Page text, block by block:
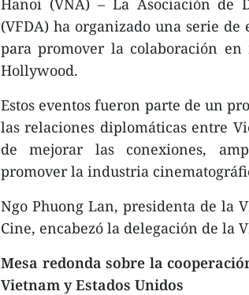
Hanoi (VNA) – La Asociación de
(VFDA) ha organizado una serie de
para promover la colaboración
Hollywood.
Estos eventos fueron parte de un
las relaciones diplomáticas entre
de mejorar las conexiones,
promover la industria
Ngo Phuong Lan, presidenta de la
Cine, encabezó la delegación de la
Mesa redonda sobre la
Vietnam y Estados Unidos